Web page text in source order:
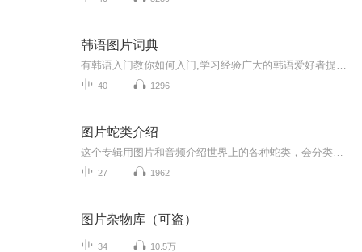
韩语图片词典
40 1296
图片蛇类介绍
27 1962
图片杂物库（可盗）
34 10.5万